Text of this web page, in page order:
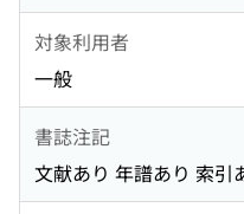
対象利用者
一般
書誌注記
文献あり 年譜あり 索引